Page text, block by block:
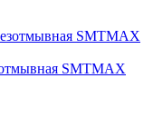
SMTMAX